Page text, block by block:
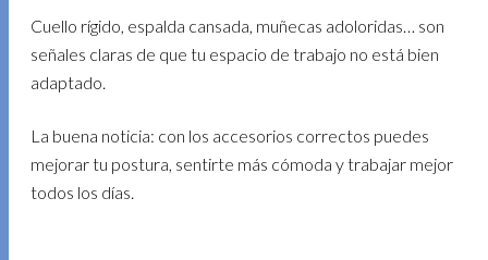
Cuello rígido, espalda cansada, muñecas adoloridas… son
señales claras de que tu espacio de trabajo no está bien
adaptado.
La buena noticia: con los accesorios correctos puedes
mejorar tu postura, sentirte más cómoda y trabajar mejor
todos los días.